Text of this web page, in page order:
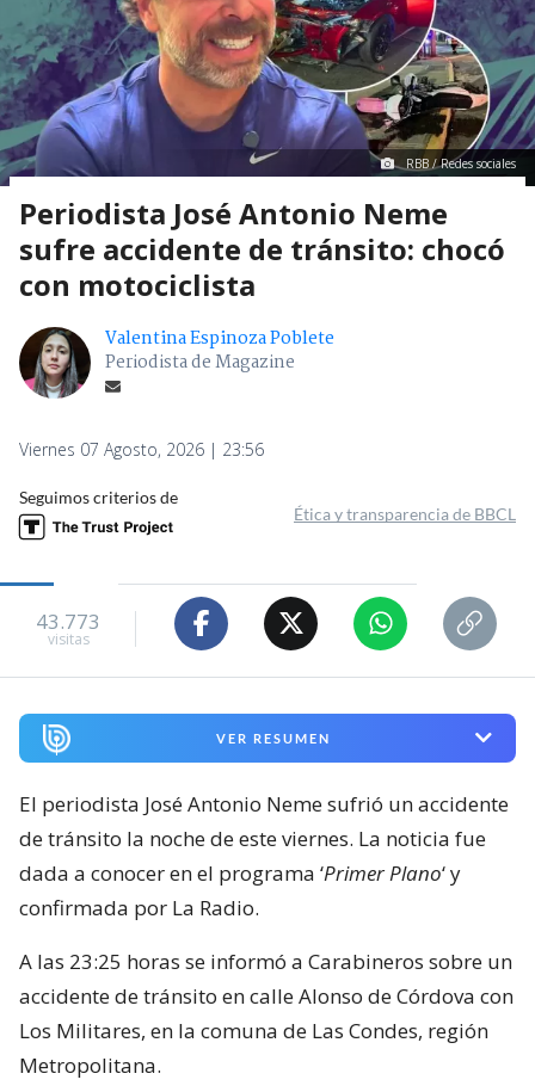
RBB / Redes sociales
Periodista José Antonio Neme
sufre accidente de tránsito: chocó
con motociclista
Valentina Espinoza Poblete
Periodista de Magazine
Viernes 07 Agosto, 2026 | 23:56
Seguimos criterios de
Ética y transparencia de BBCL
43.773
visitas
VER RESUMEN
El periodista José Antonio Neme sufrió un accidente
de tránsito la noche de este viernes. La noticia fue
dada a conocer en el programa ‘Primer Plano‘ y
confirmada por La Radio.
A las 23:25 horas se informó a Carabineros sobre un
accidente de tránsito en calle Alonso de Córdova con
Los Militares, en la comuna de Las Condes, región
Metropolitana.